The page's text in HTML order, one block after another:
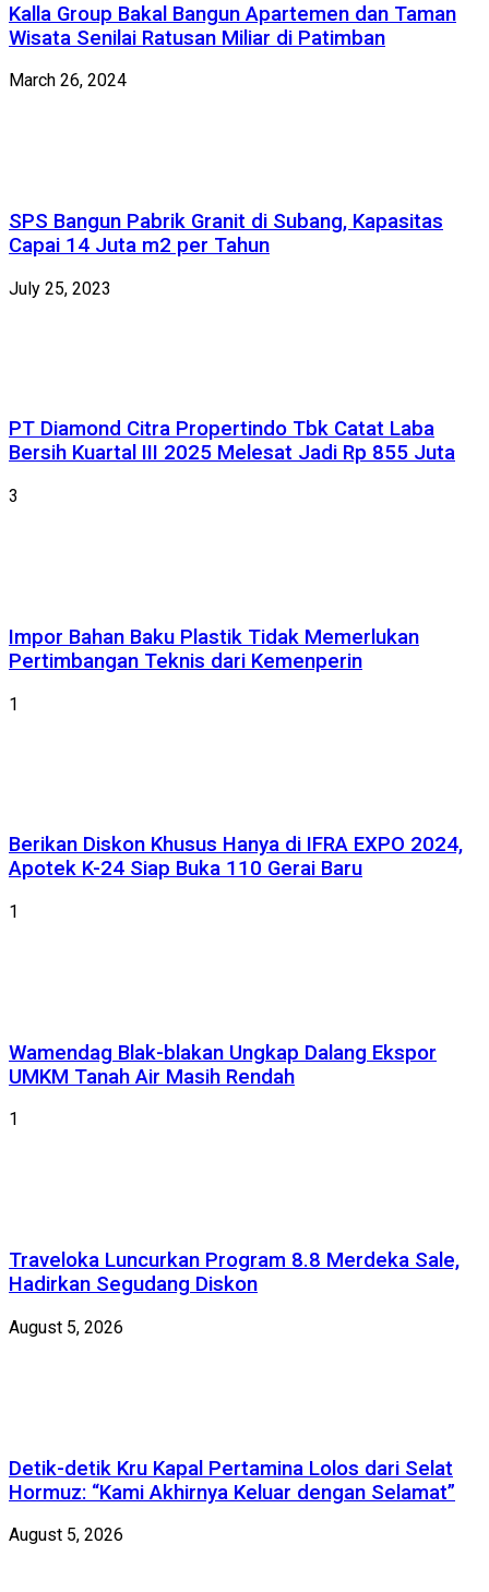
Kalla Group Bakal Bangun Apartemen dan Taman
Wisata Senilai Ratusan Miliar di Patimban
March 26, 2024
SPS Bangun Pabrik Granit di Subang, Kapasitas
Capai 14 Juta m2 per Tahun
July 25, 2023
PT Diamond Citra Propertindo Tbk Catat Laba
Bersih Kuartal III 2025 Melesat Jadi Rp 855 Juta
3
Impor Bahan Baku Plastik Tidak Memerlukan
Pertimbangan Teknis dari Kemenperin
1
Berikan Diskon Khusus Hanya di IFRA EXPO 2024,
Apotek K-24 Siap Buka 110 Gerai Baru
1
Wamendag Blak-blakan Ungkap Dalang Ekspor
UMKM Tanah Air Masih Rendah
1
Traveloka Luncurkan Program 8.8 Merdeka Sale,
Hadirkan Segudang Diskon
August 5, 2026
Detik-detik Kru Kapal Pertamina Lolos dari Selat
Hormuz: “Kami Akhirnya Keluar dengan Selamat”
August 5, 2026